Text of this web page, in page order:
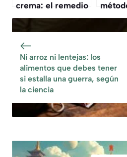
crema: el remedio
casero para
sin gastar dinero
por
mental
Ni arroz ni lentejas: los
alimentos que debes tener
si estalla una guerra, según
la ciencia